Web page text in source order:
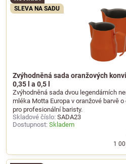
Zvýhodněná sada oranžových
0,35 l a 0,5 l
SLEVA NA SADU
Zvýhodněná sada dvou legendárních
mléka Motta Europa v oranžové barvě
pro profesionální baristy.
Skladové číslo: SADA23
Dostupnost: Skladem
1